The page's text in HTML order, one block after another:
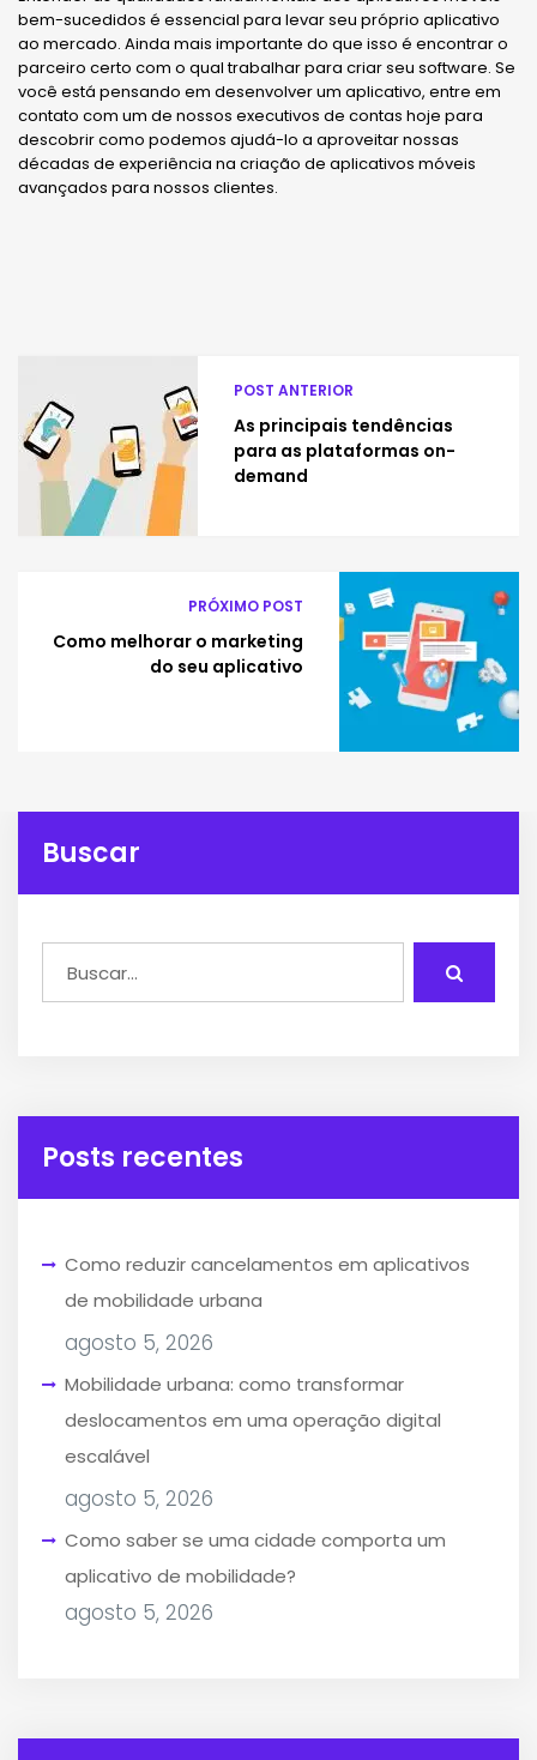
bem-sucedidos é essencial para levar seu próprio aplicativo
ao mercado. Ainda mais importante do que isso é encontrar o
parceiro certo com o qual trabalhar para criar seu software. Se
você está pensando em desenvolver um aplicativo, entre em
contato com um de nossos executivos de contas hoje para
descobrir como podemos ajudá-lo a aproveitar nossas
décadas de experiência na criação de aplicativos móveis
avançados para nossos clientes.
POST ANTERIOR
As principais tendências
para as plataformas on-
demand
PRÓXIMO POST
Como melhorar o marketing
do seu aplicativo
Buscar
Posts recentes
Como reduzir cancelamentos em aplicativos
de mobilidade urbana
agosto 5, 2026
Mobilidade urbana: como transformar
deslocamentos em uma operação digital
escalável
agosto 5, 2026
Como saber se uma cidade comporta um
aplicativo de mobilidade?
agosto 5, 2026